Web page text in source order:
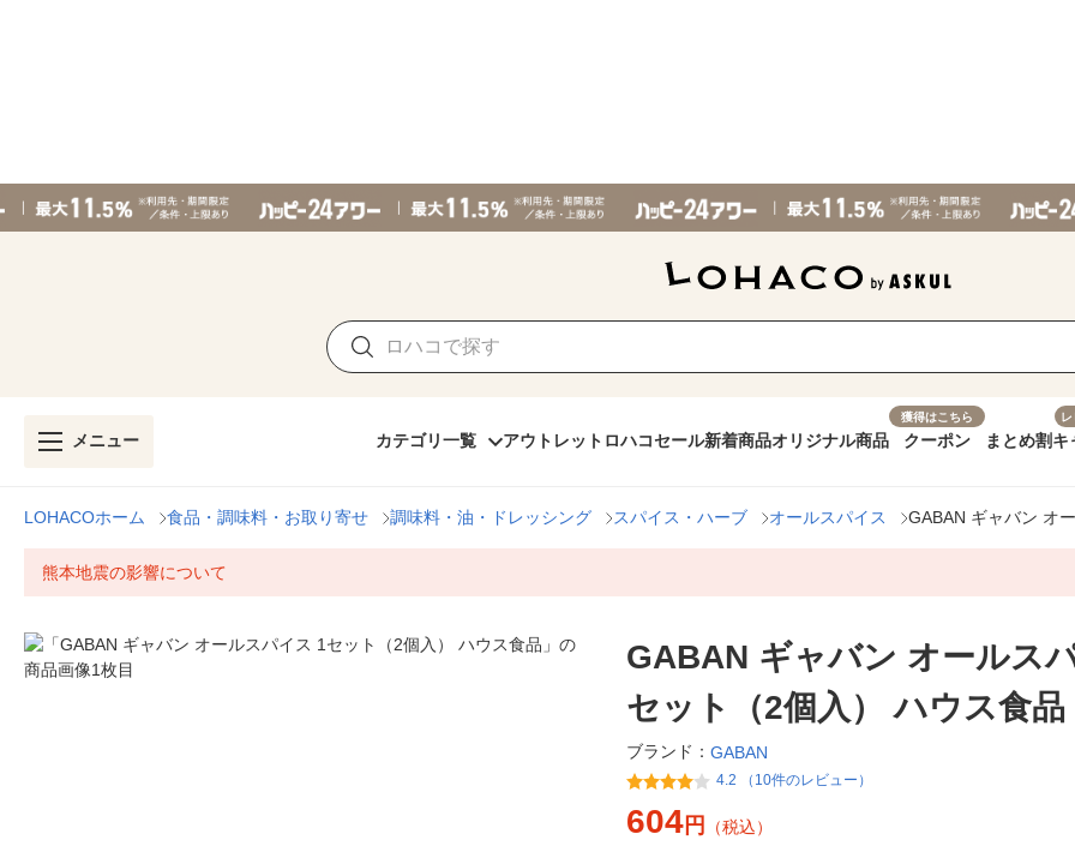
メニュー カテゴリ一覧 アウトレット ロハコセール新着商品オリジナル商品
獲得はこちら
クーポン まとめ割キ
LOHACOホーム 食品・調味料・お取り寄せ 調味料・油・ドレッシング スパイス・ハーブ オールスパイス GABAN ギャバン オ
熊本地震の影響について
GABAN ギャバン オールス
セット（2個入） ハウス食品
ブランド： GABAN
4.2 （10件のレビュー）
604 円 （税込）